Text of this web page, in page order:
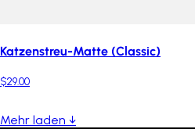
Katzenstreu-Matte (Classic)
$29.00
Mehr laden ↓